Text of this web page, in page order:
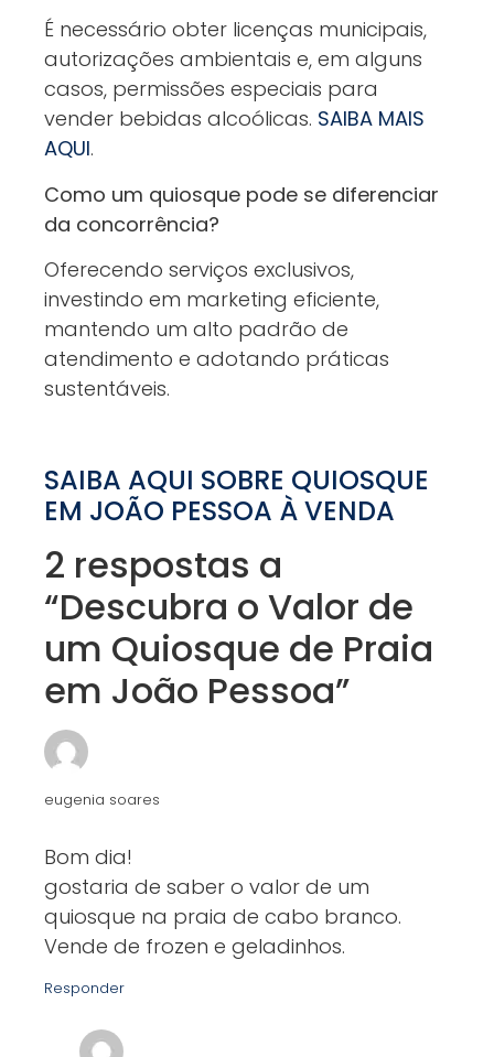
É necessário obter licenças municipais,
autorizações ambientais e, em alguns
casos, permissões especiais para
vender bebidas alcoólicas. SAIBA MAIS
AQUI.
Como um quiosque pode se diferenciar
da concorrência?
Oferecendo serviços exclusivos,
investindo em marketing eficiente,
mantendo um alto padrão de
atendimento e adotando práticas
sustentáveis.
SAIBA AQUI SOBRE QUIOSQUE
EM JOÃO PESSOA À VENDA
2 respostas a
“Descubra o Valor de
um Quiosque de Praia
em João Pessoa”
eugenia soares
Bom dia!
gostaria de saber o valor de um
quiosque na praia de cabo branco.
Vende de frozen e geladinhos.
Responder